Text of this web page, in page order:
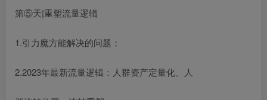
第⑤天|重塑流量逻辑
1.引力魔方能解决的问题；
2.2023年最新流量逻辑：人群资产定量化、人